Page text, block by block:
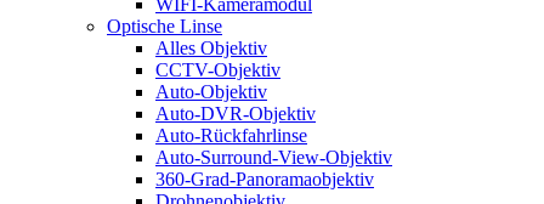
WIFI-Kameramodul
Optische Linse
Alles Objektiv
CCTV-Objektiv
Auto-Objektiv
Auto-DVR-Objektiv
Auto-Rückfahrlinse
Auto-Surround-View-Objektiv
360-Grad-Panoramaobjektiv